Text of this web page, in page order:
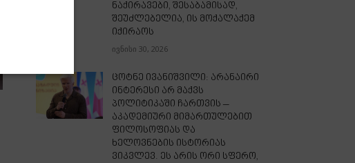
ნაქირავები, შესაბამისად,
შეუძლებელია, ის მოქალაქემ
იქირაოს
ივნისი 30, 2026
ცოტნე ივანიშვილი: არანაირი
ინტერესი არ მაქვს
პოლიტიკაში ჩართვის –
აკადემიური მიმართულებით
ფილოსოფიას და
ხელოვნების ისტორიას
ვიკვლევ. ეს არის ორი სფერო,